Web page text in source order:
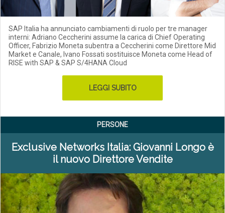
SAP Italia ha annunciato cambiamenti di ruolo per tre manager
interni: Adriano Ceccherini assume la carica di Chief Operating
Officer, Fabrizio Moneta subentra a Ceccherini come Direttore Mid
Market e Canale, Ivano Fossati sostituisce Moneta come Head of
RISE with SAP & SAP S/4HANA Cloud
LEGGI SUBITO
PERSONE
Exclusive Networks Italia: Giovanni Longo è
il nuovo Direttore Vendite